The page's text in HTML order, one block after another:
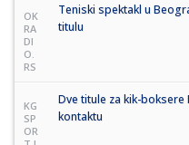
OK
RA
DI
O.
RS
Teniski spektakl u
titulu
KG
SP
OR
Dve titule za kik-
kontaktu